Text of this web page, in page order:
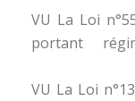
VU La Loi
portant
VU La Loi